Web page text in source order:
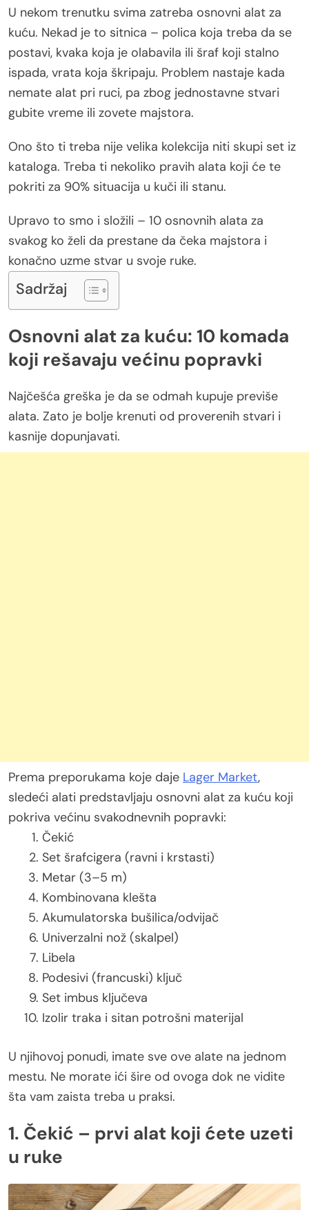
U nekom trenutku svima zatreba osnovni alat za
kuću. Nekad je to sitnica – polica koja treba da se
postavi, kvaka koja je olabavila ili šraf koji stalno
ispada, vrata koja škripaju. Problem nastaje kada
nemate alat pri ruci, pa zbog jednostavne stvari
gubite vreme ili zovete majstora.
Ono što ti treba nije velika kolekcija niti skupi set iz
kataloga. Treba ti nekoliko pravih alata koji će te
pokriti za 90% situacija u kuči ili stanu.
Upravo to smo i složili – 10 osnovnih alata za
svakog ko želi da prestane da čeka majstora i
konačno uzme stvar u svoje ruke.
Sadržaj
Osnovni alat za kuću: 10 komada
koji rešavaju većinu popravki
Najčešća greška je da se odmah kupuje previše
alata. Zato je bolje krenuti od proverenih stvari i
kasnije dopunjavati.
Prema preporukama koje daje Lager Market,
sledeći alati predstavljaju osnovni alat za kuću koji
pokriva većinu svakodnevnih popravki:
Čekić
Set šrafcigera (ravni i krstasti)
Metar (3–5 m)
Kombinovana klešta
Akumulatorska bušilica/odvijač
Univerzalni nož (skalpel)
Libela
Podesivi (francuski) ključ
Set imbus ključeva
Izolir traka i sitan potrošni materijal
U njihovoj ponudi, imate sve ove alate na jednom
mestu. Ne morate ići šire od ovoga dok ne vidite
šta vam zaista treba u praksi.
1. Čekić – prvi alat koji ćete uzeti
u ruke